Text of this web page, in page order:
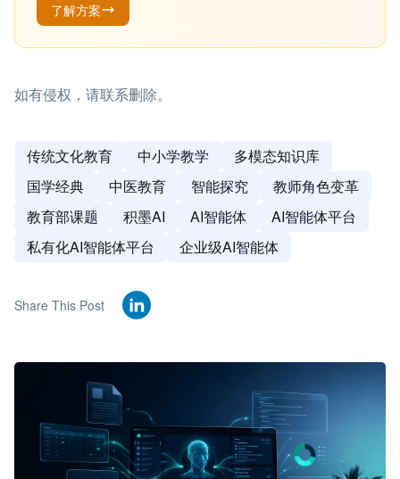
了解方案
如有侵权，请联系删除。
传统文化教育 中小学教学
多模态知识库
国学经典
中医教育 智能探究
教师角色变革
教育部课题
积墨AI AI智能体
AI智能体平台
私有化AI智能体平台
企业级AI智能体
Share This Post